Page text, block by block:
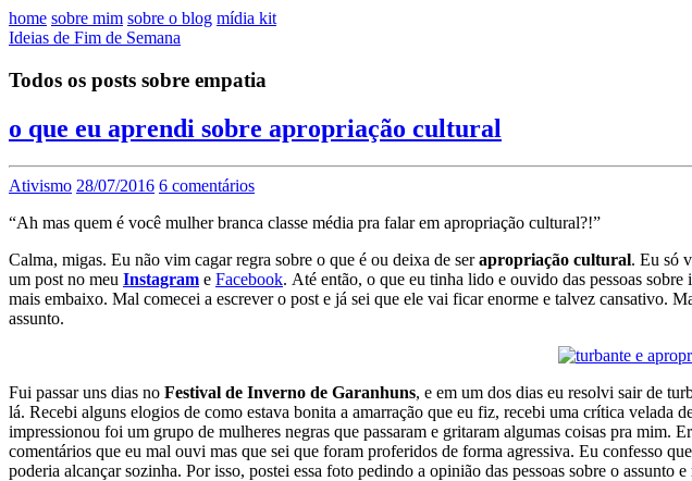
home sobre mim sobre o blog mídia kit
Ideias de Fim de Semana
Todos os posts sobre empatia
o que eu aprendi sobre apropriação cultural
Ativismo 28/07/2016 6 comentários
“Ah mas quem é você mulher branca classe média pra falar em apropriação cultural?!”
Calma, migas. Eu não vim cagar regra sobre o que é ou deixa de serapropriação cultural. Eu só
um post no meu Instagram e Facebook. Até então, o que eu tinha lido e ouvido das pessoas
mais embaixo. Mal comecei a escrever o post e já sei que ele vai ficar enorme e talvez cansativo.
assunto.
Fui passar uns dias no Festival de Inverno de Garanhuns, e em um dos dias eu resolvi sair de
lá. Recebi alguns elogios de como estava bonita a amarração que eu fiz, recebi uma crítica velada
impressionou foi um grupo de mulheres negras que passaram e gritaram algumas coisas pra mim.
comentários que eu mal ouvi mas que sei que foram proferidos de forma agressiva. Eu confesso
poderia alcançar sozinha. Por isso, postei essa foto pedindo a opinião das pessoas sobre o